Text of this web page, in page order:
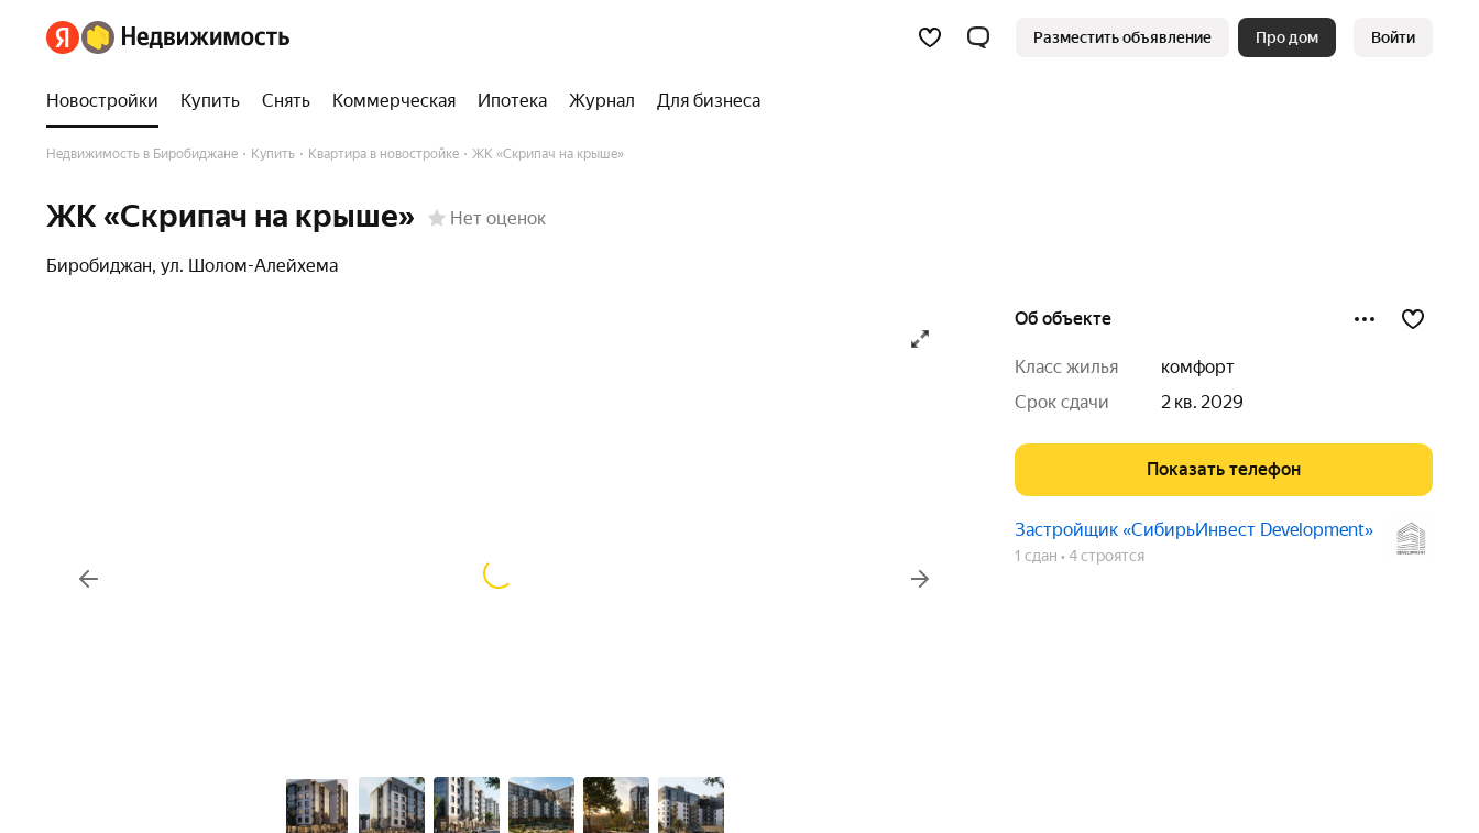
Разместить объявление Про дом Войти
Новостройки Купить Снять Коммерческая Ипотека Журнал Для бизнеса
Недвижимость в Биробиджане Купить Квартира в новостройке ЖК «Скрипач на крыше»
ЖК «Скрипач на крыше» Нет оценок
Биробиджан, ул. Шолом-Алейхема
Об объекте
класс жилья
комфорт
срок сдачи
2 кв. 2029
Показать телефон
Застройщик «СибирьИнвест Development»
1 сдан 4 строятся